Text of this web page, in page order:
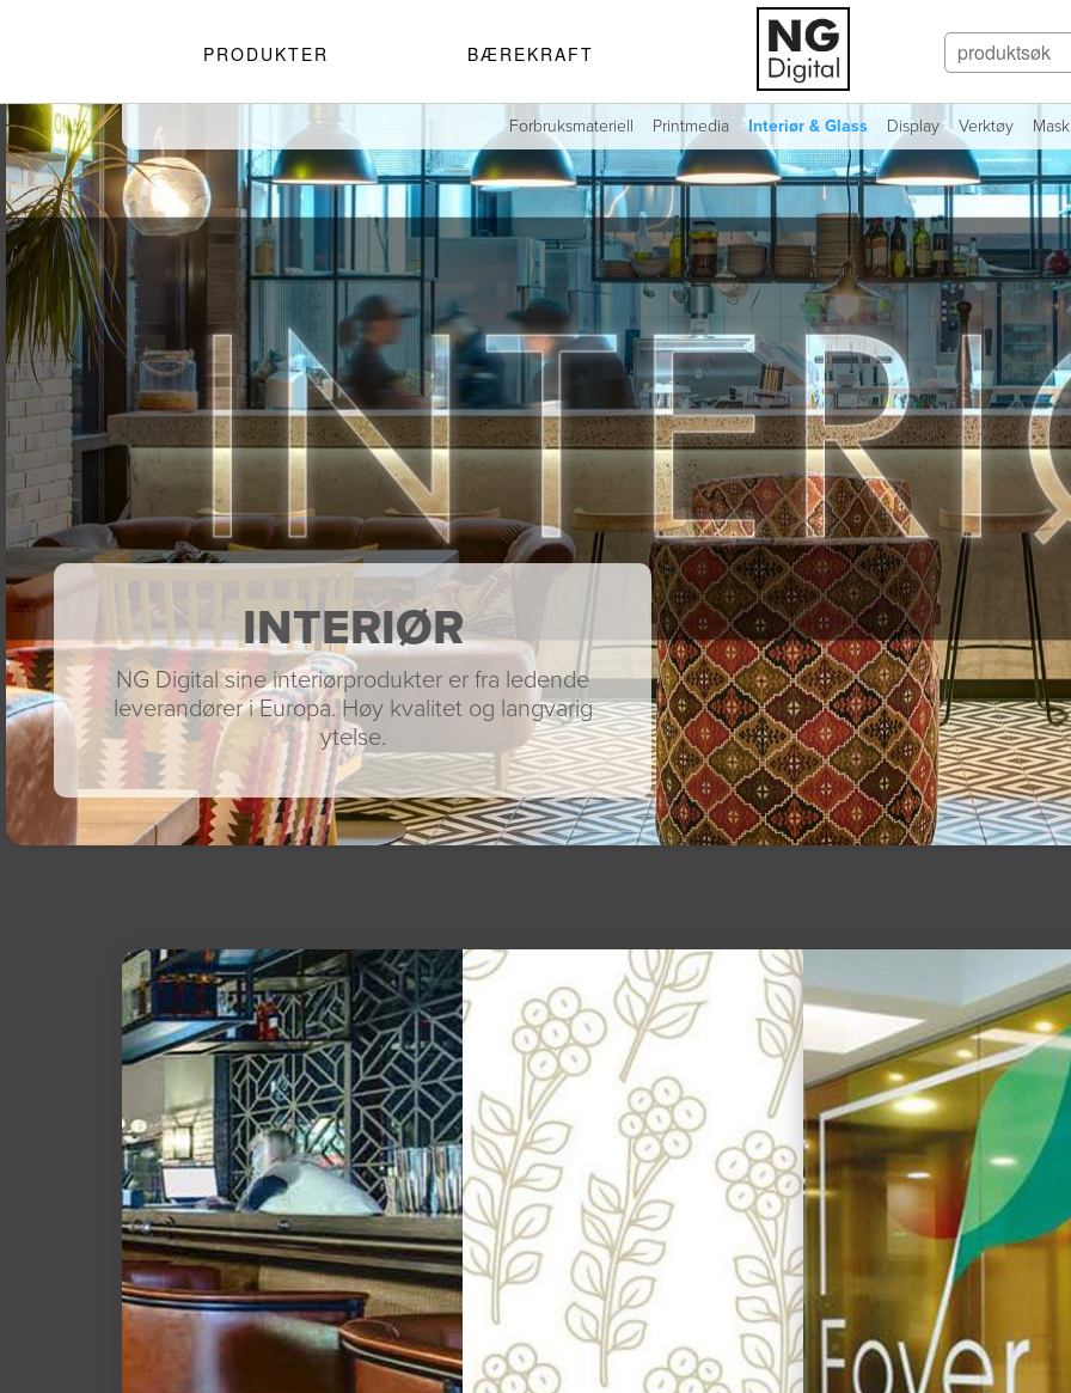
PRODUKTER BÆREKRAFT
Forbruksmateriell Printmedia Interiør & Glass Display Verktøy
INTERIØR
NG Digital sine interiørprodukter er fra ledende
leverandører i Europa. Høy kvalitet og langvarig
ytelse.